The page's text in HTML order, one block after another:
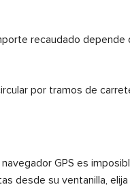
recaudado
por tramos de
GPS es
desde su ventanilla,